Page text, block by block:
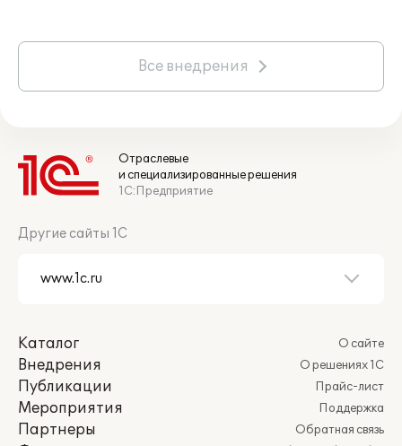
Все внедрения
Отраслевые
и специализированные решения
1С:Предприятие
Другие сайты 1С
Каталог
Внедрения
Публикации
Мероприятия
Партнеры
О сайте
О решениях 1С
Прайс-лист
Поддержка
Обратная связь